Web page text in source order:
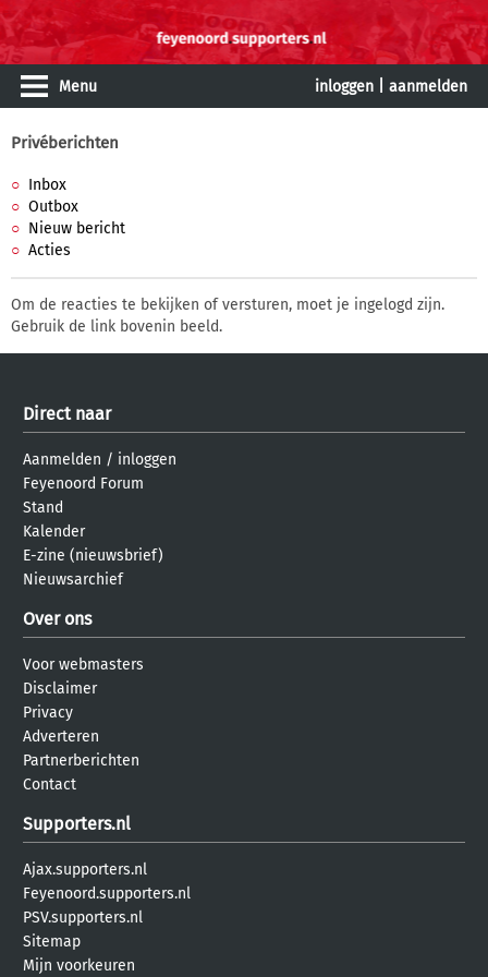
Menu inloggen aanmelden
Privéberichten
Inbox
Outbox
Nieuw bericht
Acties
Om de reacties te bekijken of versturen, moet je ingelogd zijn.
Gebruik de link bovenin beeld.
Direct naar
Aanmelden / inloggen
Feyenoord Forum
Stand
Kalender
E-zine (nieuwsbrief)
Nieuwsarchief
Over ons
Voor webmasters
Disclaimer
Privacy
Adverteren
Partnerberichten
Contact
Supporters.nl
Ajax.supporters.nl
Feyenoord.supporters.nl
PSV.supporters.nl
Sitemap
Mijn voorkeuren